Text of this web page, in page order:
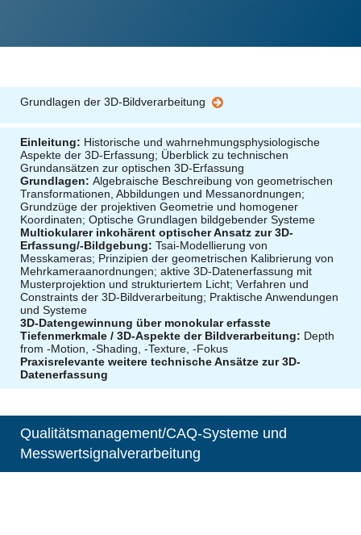
Grundlagen der 3D-Bildverarbeitung
Einleitung: Historische und wahrnehmungsphysiologische
Aspekte der 3D-Erfassung; Überblick zu technischen
Grundansätzen zur optischen 3D-Erfassung
Grundlagen: Algebraische Beschreibung von geometrischen
Transformationen, Abbildungen und Messanordnungen;
Grundzüge der projektiven Geometrie und homogener
Koordinaten; Optische Grundlagen bildgebender Systeme
Multiokularer inkohärent optischer Ansatz zur 3D-
Erfassung/-Bildgebung: Tsai-Modellierung von
Messkameras; Prinzipien der geometrischen Kalibrierung von
Mehrkameraanordnungen; aktive 3D-Datenerfassung mit
Musterprojektion und strukturiertem Licht; Verfahren und
Constraints der 3D-Bildverarbeitung; Praktische Anwendungen
und Systeme
3D-Datengewinnung über monokular erfasste
Tiefenmerkmale / 3D-Aspekte der Bildverarbeitung: Depth
from -Motion, -Shading, -Texture, -Fokus
Praxisrelevante weitere technische Ansätze zur 3D-
Datenerfassung
Qualitätsmanagement/CAQ-Systeme und
Messwertsignalverarbeitung